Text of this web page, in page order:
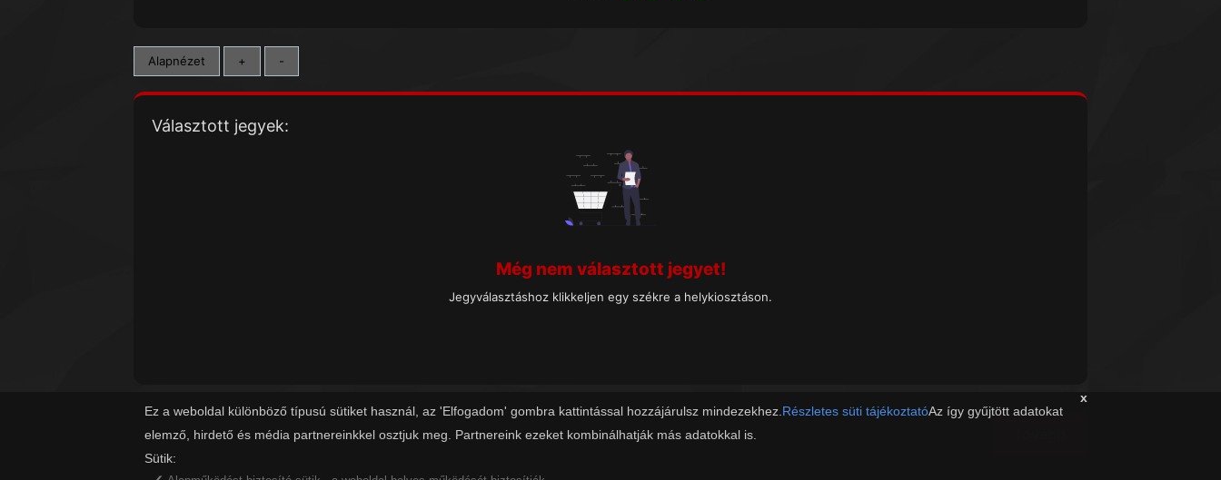
x
Ez a weboldal különböző típusú sütiket használ, az 'Elfogadom' gombra kattintással hozzájárulsz mindezekhez. Részletes süti tájékoztatóAz így gyűjtött adatokat
elemző, hirdető és média partnereinkkel osztjuk meg. Partnereink ezeket kombinálhatják más adatokkal is.
Sütik:
Alapnézet + -
Választott jegyek:
Még nem választott jegyet!
Jegyválasztáshoz klikkeljen egy székre a helykiosztáson.